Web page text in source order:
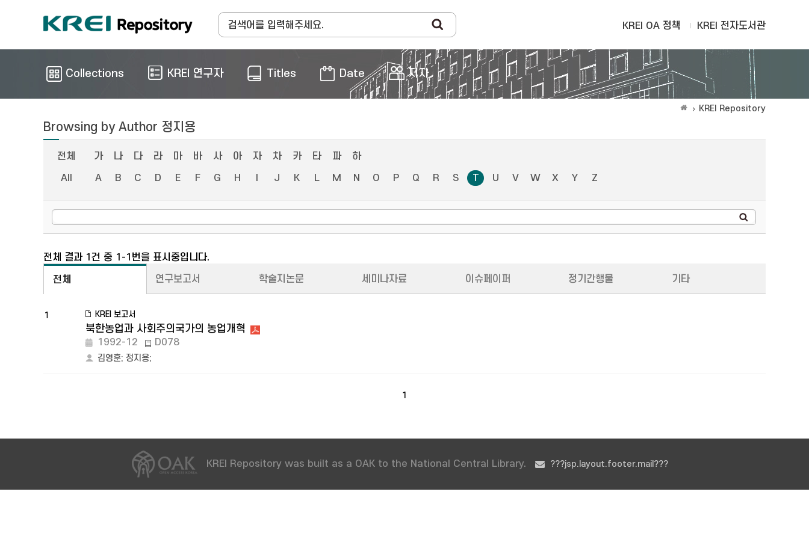
KREI OA 정책 KREI 전자도서관
Collections KREI 연구자 Titles Date 저자
KREI Repository
Browsing by Author 정지용
전체 가 나 다 라 마 바 사 아 자 차 카 타 파
하
All
A B C D E F G H J K L M N O P Q R S T U V W X Y Z
전체 결과 1건 중 1-1번을 표시중입니다.
전체 연구보고서 학술지논문 세미나자료 이슈페이퍼 정기간행물 기타
1 KREI 보고서
북한농업과 사회주의국가의 농업개혁
1992-12 D078
김영훈; 정지용;
1
KREI Repository was built as a OAK to the National Central Library. ???jsp.layout.footer.mail???